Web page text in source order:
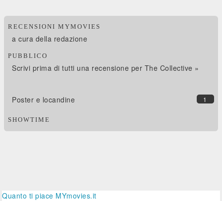
RECENSIONI MYMOVIES
a cura della redazione
PUBBLICO
Scrivi prima di tutti una recensione per The Collective »
1
Poster e locandine
SHOWTIME
Quanto ti piace MYmovies.it